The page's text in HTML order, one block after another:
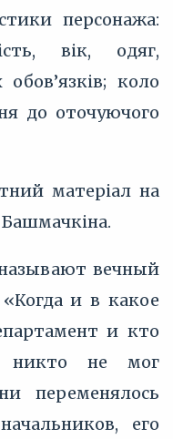
персонажа:
вік, одяг,
коло
до оточуючого
матеріал на
вечный
и в какое
и кто
никто не мог
переменялось
его